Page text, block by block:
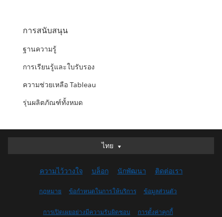
การสนับสนุน
ฐานความรู้
การเรียนรู้และใบรับรอง
ความช่วยเหลือ Tableau
รุ่นผลิตภัณฑ์ทั้งหมด
ไทย
ไทย
English (UK)
English (US)
Français (Canada)
ความไว้วางใจ บล็อก นักพัฒนา ติดต่อเรา
กฎหมาย ข้อกำหนดในการให้บริการ ข้อมูลส่วนตัว
การเปิดเผยอย่างมีความรับผิดชอบ การตั้งค่าคุกกี้